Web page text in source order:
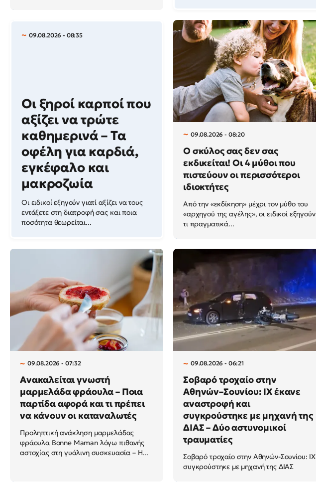
09.08.2026 - 08:35
Οι ξηροί καρποί που
αξίζει να τρώτε
καθημερινά – Τα
οφέλη για καρδιά,
εγκέφαλο και
μακροζωία
Οι ειδικοί εξηγούν γιατί αξίζει να τους
εντάξετε στη διατροφή σας και ποια
ποσότητα θεωρείται...
09.08.2026 - 08:20
Ο σκύλος σας δεν σας
εκδικείται! Οι 4 μύθοι που
πιστεύουν οι περισσότεροι
ιδιοκτήτες
Από την «εκδίκηση» μέχρι τον μύθο του
«αρχηγού της αγέλης», οι ειδικοί εξηγούν
τι πραγματικά...
09.08.2026 - 07:32
Ανακαλείται γνωστή
μαρμελάδα φράουλα – Ποια
παρτίδα αφορά και τι πρέπει
να κάνουν οι καταναλωτές
Προληπτική ανάκληση μαρμελάδας
φράουλα Bonne Maman λόγω πιθανής
αστοχίας στη γυάλινη συσκευασία – Η...
09.08.2026 - 06:21
Σοβαρό τροχαίο στην
Αθηνών–Σουνίου: ΙΧ έκανε
αναστροφή και
συγκρούστηκε με μηχανή της
ΔΙΑΣ – Δύο αστυνομικοί
τραυματίες
Σοβαρό τροχαίο στην Αθηνών-Σουνίου: ΙΧ
συγκρούστηκε με μηχανή της ΔΙΑΣ